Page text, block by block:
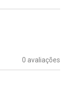
0 avaliações